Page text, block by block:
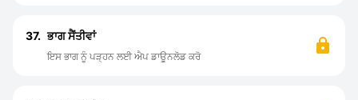
37. ਭਾਗ ਸੈਂਤੀਵਾਂ
ਇਸ ਭਾਗ ਨੂੰ ਪੜ੍ਹਨ ਲਈ ਐਪ ਡਾਊਨਲੋਡ ਕਰੋ